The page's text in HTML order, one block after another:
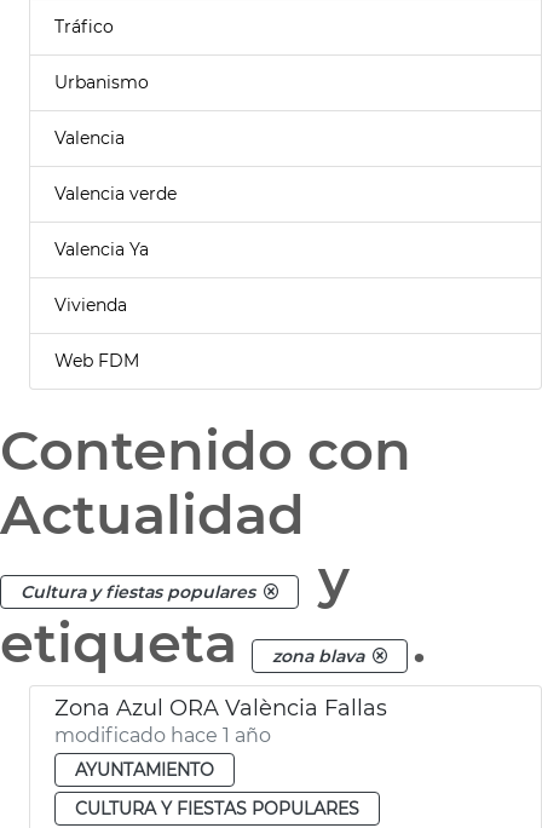
Tráfico
Urbanismo
Valencia
Valencia verde
Valencia Ya
Vivienda
Web FDM
Contenido con
Actualidad
Cultura y fiestas populares
y
etiqueta
zona blava .
Zona Azul ORA València Fallas
modificado hace 1 año
AYUNTAMIENTO
CULTURA Y FIESTAS POPULARES